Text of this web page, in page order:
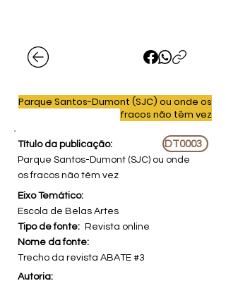
Parque Santos-Dumont (SJC) ou onde os
fracos não têm vez
Título da publicação: DT0003
Parque Santos-Dumont (SJC) ou onde
os fracos não têm vez
Eixo Temático:
Escola de Belas Artes
Tipo de fonte:
Revista online
Nome da fonte:
Trecho da revista ABATE #3
Autoria: